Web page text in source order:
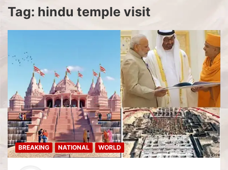
Tag: hindu temple visit
BREAKING NATIONAL WORLD